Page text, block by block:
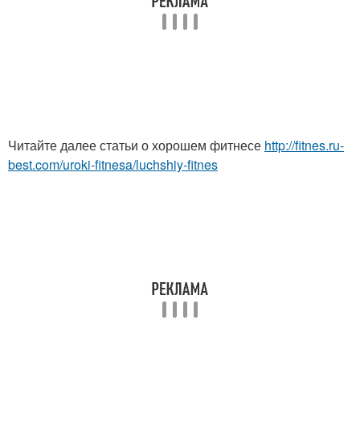
Читайте далее статьи о хорошем фитнесе http://fitnes.ru-
best.com/uroki-fitnesa/luchshiy-fitnes